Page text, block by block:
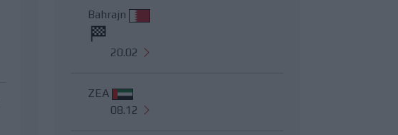
Bahrajn
20.02
ZEA
08.12